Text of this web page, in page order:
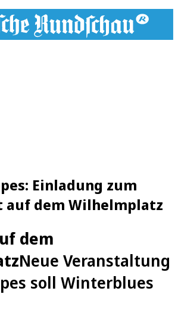
Einladung zum
auf dem Wilhelmplatz
dem
Neue Veranstaltung
soll Winterblues